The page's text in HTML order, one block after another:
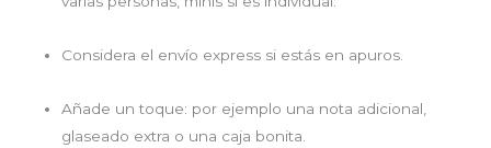
Considera el envío express si estás en apuros.
Añade un toque: por ejemplo una nota adicional,
glaseado extra o una caja bonita.